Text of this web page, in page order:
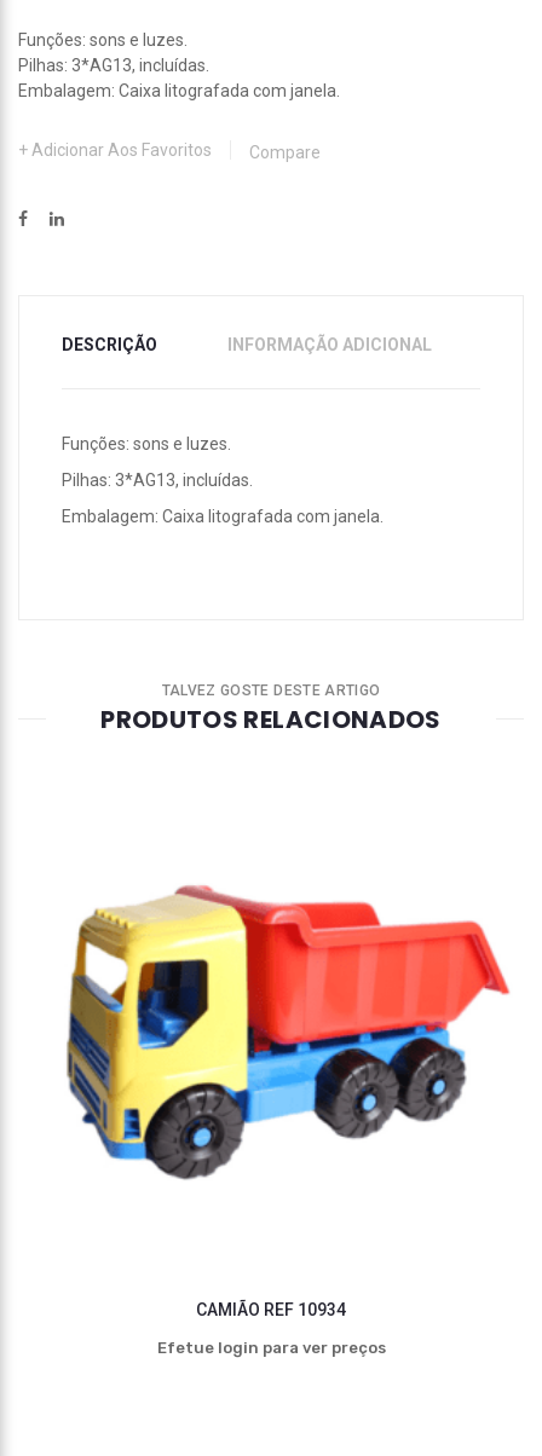
Funções: sons e luzes.
Pilhas: 3*AG13, incluídas.
Embalagem: Caixa litografada com janela.
Adicionar Aos Favoritos Compare
DESCRIÇÃO INFORMAÇÃO ADICIONAL
Funções: sons e luzes.
Pilhas: 3*AG13, incluídas.
Embalagem: Caixa litografada com janela.
TALVEZ GOSTE DESTE ARTIGO
PRODUTOS RELACIONADOS
CAMIÃO REF 10934
Efetue login para ver preços